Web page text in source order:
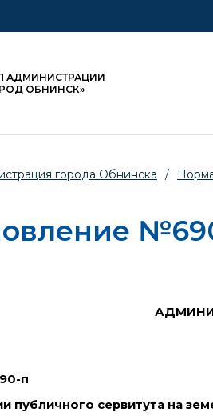
АДМИНИСТРАЦИИ
ОБНИНСК»
города Обнинска /
п
публичного сервитута на